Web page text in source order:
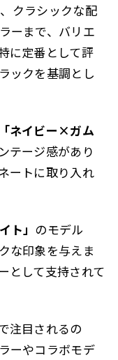
クラシックな配
ーまで、バリエ
に定番として評
ックを基調とし
「ネイビー×ガム
テージ感があり
ートに取り入れ
ト」 のモデル
な印象を与えま
として支持されて
注目されるの
ーやコラボモデ